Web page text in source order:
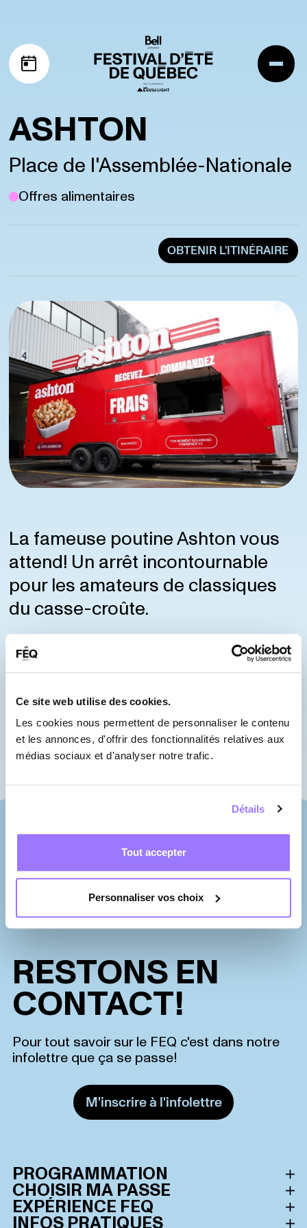
Ce site web utilise des cookies.
Les cookies nous permettent de personnaliser le contenu
et les annonces, d'offrir des fonctionnalités relatives aux
médias sociaux et d'analyser notre trafic.
Détails
Tout accepter
Personnaliser vos choix
Mon horaire
ASHTON
Place de l'Assemblée-Nationale
Offres alimentaires
OBTENIR L'ITINÉRAIRE
La fameuse poutine Ashton vous
attend! Un arrêt incontournable
pour les amateurs de classiques
du casse-croûte.
Heures d’ouverture
Semaine : 17h00
Samedi & dimanche : 10h00
RESTONS EN
CONTACT!
Pour tout savoir sur le FEQ c'est dans notre
infolettre que ça se passe!
M'inscrire à l'infolettre
PROGRAMMATION
Horaire des spectacles
Artistes
CHOISIR MA PASSE
Toutes les passes
EXPÉRIENCE FEQ